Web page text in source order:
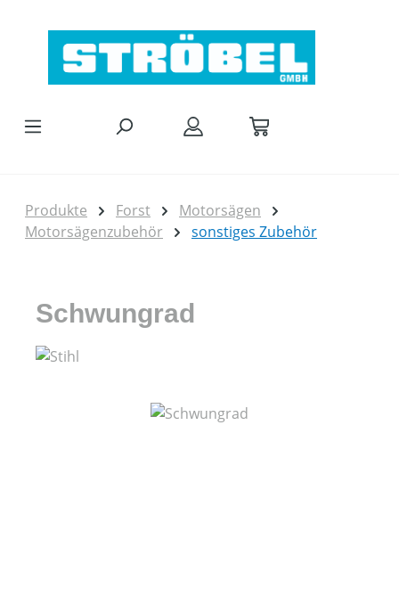
Produkte Forst
Motorsägen
Motorsägenzubehör
sonstiges Zubehör
Schwungrad
Bildergalerie überspringen